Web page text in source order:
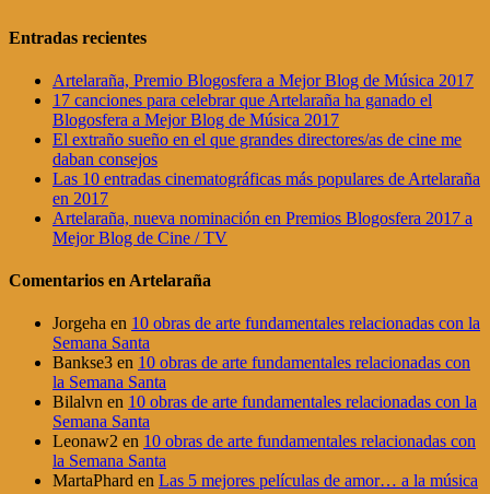
Entradas recientes
Artelaraña, Premio Blogosfera a Mejor Blog de Música 2017
17 canciones para celebrar que Artelaraña ha ganado el
Blogosfera a Mejor Blog de Música 2017
El extraño sueño en el que grandes directores/as de cine me
daban consejos
Las 10 entradas cinematográficas más populares de Artelaraña
en 2017
Artelaraña, nueva nominación en Premios Blogosfera 2017 a
Mejor Blog de Cine / TV
Comentarios en Artelaraña
Jorgeha en 10 obras de arte fundamentales relacionadas con la
Semana Santa
Bankse3 en 10 obras de arte fundamentales relacionadas con
la Semana Santa
Bilalvn en 10 obras de arte fundamentales relacionadas con la
Semana Santa
Leonaw2 en 10 obras de arte fundamentales relacionadas con
la Semana Santa
MartaPhard en Las 5 mejores películas de amor… a la música